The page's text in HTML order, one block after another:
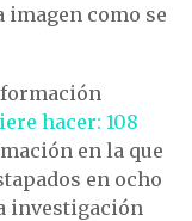
imagen como se
hacer: 108
en la que
en ocho
investigación